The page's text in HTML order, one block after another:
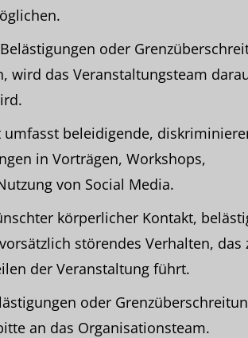
oder
wird das Veranstaltungsteam
beleidigende,
in Vorträgen, Workshops,
von Social Media.
körperlicher Kontakt,
störendes Verhalten, das
der Veranstaltung führt.
oder
an das Organisationsteam.